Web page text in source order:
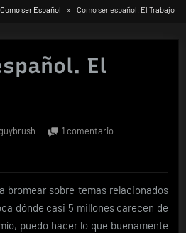
Como ser Español Como ser español. El Trabajo
El
1 comentario
español.
El
Trabajo
bromear sobre temas relacionados
dónde casi 5 millones carecen de
puedo hacer lo que buenamente